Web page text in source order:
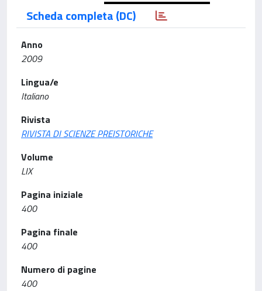
Scheda completa (DC)
Anno
2009
Lingua/e
Italiano
Rivista
RIVISTA DI SCIENZE PREISTORICHE
Volume
LIX
Pagina iniziale
400
Pagina finale
400
Numero di pagine
400